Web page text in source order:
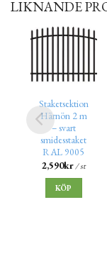
LIKNANDE
Staketsektion
Härnön 2 m
– svart
smidesstaket
RAL 9005
2,590kr/ st
KÖP